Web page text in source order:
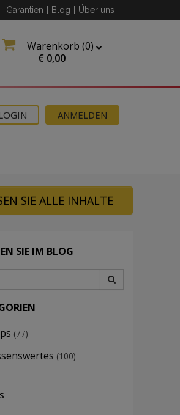
Garantien Blog Über uns
Warenkorb (0)
€ 0,00
ANMELDEN
SIE ALLE INHALTE
SIE IM BLOG
(77)
(100)